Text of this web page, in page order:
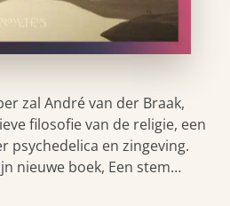
zal André van der Braak,
filosofie van de religie, een
psychedelica en zingeving.
nieuwe boek, Een stem…